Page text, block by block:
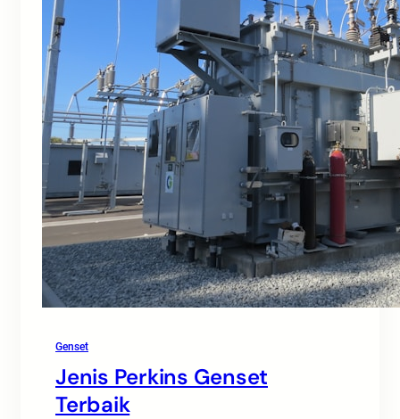
Genset
Jenis Perkins Genset
Terbaik